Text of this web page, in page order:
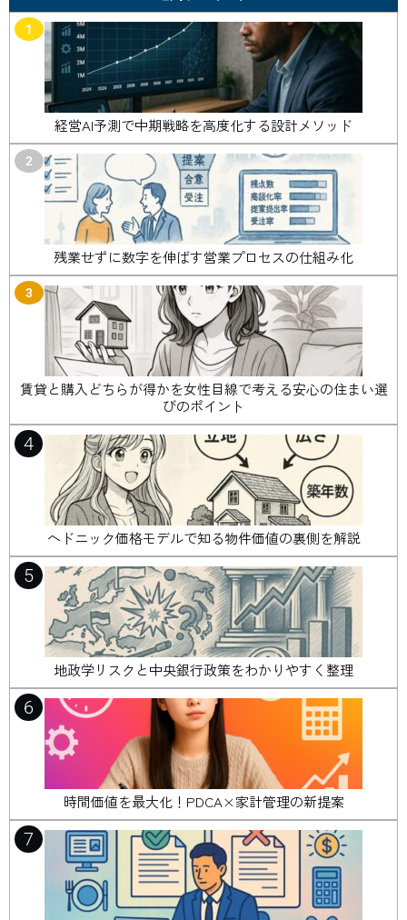
1
経営AI予測で中期戦略を高度化する設計メソッド
2
残業せずに数字を伸ばす営業プロセスの仕組み化
3
賃貸と購入どちらが得かを女性目線で考える安心の住まい選
びのポイント
4
ヘドニック価格モデルで知る物件価値の裏側を解説
5
地政学リスクと中央銀行政策をわかりやすく整理
6
時間価値を最大化！PDCA×家計管理の新提案
7